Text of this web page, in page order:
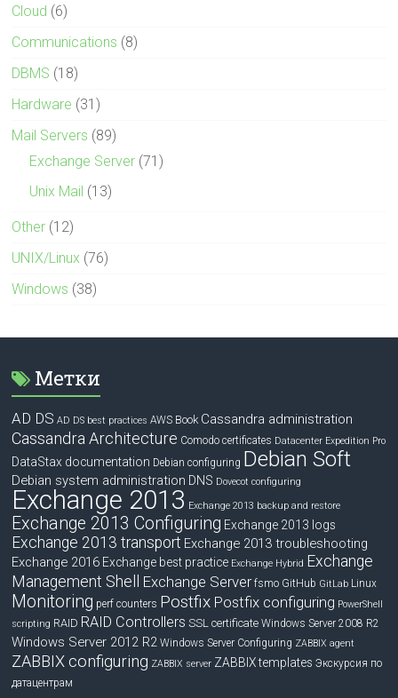
Cloud (6)
Communications (8)
DBMS (18)
Hardware (31)
Mail Servers (89)
Exchange Server (71)
Unix Mail (13)
Other (12)
UNIX/Linux (76)
Windows (38)
Метки
AD DS AD DS best practices AWS Book Cassandra administration
Cassandra Architecture Comodo certificates Datacenter Expedition Pro
DataStax documentation Debian configuring Debian Soft
Debian system administration DNS Dovecot configuring
Exchange 2013 Exchange 2013 backup and restore
Exchange 2013 Configuring Exchange 2013 logs
Exchange 2013 transport Exchange 2013 troubleshooting
Exchange 2016 Exchange best practice Exchange Hybrid Exchange
Management Shell
Exchange Server fsmo GitHub GitLab Linux
Monitoring perf counters Postfix Postfix configuring PowerShell
scripting RAID RAID Controllers SSL certificate Windows Server 2008 R2
Windows Server 2012 R2 Windows Server Configuring ZABBIX agent
ZABBIX configuring ZABBIX server ZABBIX templates Экскурсия по
датацентрам